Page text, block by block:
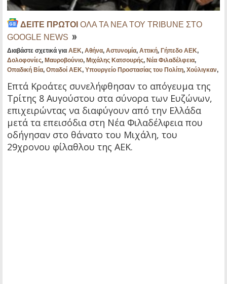
ΔΕΙΤΕ ΠΡΩΤΟΙ ΟΛΑ ΤΑ ΝΕΑ ΤΟΥ TRIBUNE ΣΤΟ
GOOGLE NEWS
Διαβάστε σχετικά για ΑΕΚ, Αθήνα, Αστυνομία, Αττική, Γήπεδο ΑΕΚ,
Δολοφονίες, Μαυροβούνιο, Μιχάλης Κατσουρής, Νέα Φιλαδέλφεια,
Οπαδική Βία, Οπαδοί ΑΕΚ, Υπουργείο Προστασίας του Πολίτη, Χούλιγκαν,
Επτά Κροάτες συνελήφθησαν το απόγευμα της
Τρίτης 8 Αυγούστου στα σύνορα των Ευζώνων,
επιχειρώντας να διαφύγουν από την Ελλάδα
μετά τα επεισόδια στη Νέα Φιλαδέλφεια που
οδήγησαν στο θάνατο του Μιχάλη, του
29χρονου φίλαθλου της ΑΕΚ.